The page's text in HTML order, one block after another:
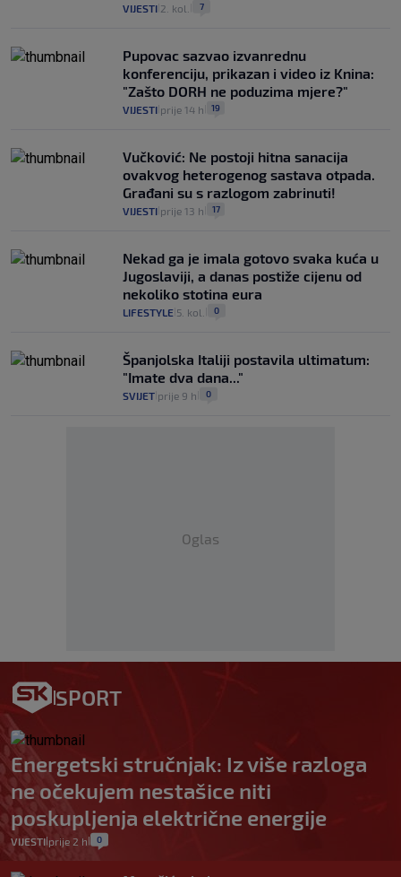
VIJESTI 2. kol. 7
Pupovac sazvao izvanrednu
konferenciju, prikazan i video iz Knina:
"Zašto DORH ne poduzima mjere?"
VIJESTI prije 14 h 19
Vučković: Ne postoji hitna sanacija
ovakvog heterogenog sastava otpada.
Građani su s razlogom zabrinuti!
VIJESTI prije 13 h 17
Nekad ga je imala gotovo svaka kuća u
Jugoslaviji, a danas postiže cijenu od
nekoliko stotina eura
LIFESTYLE 5. kol. 0
Španjolska Italiji postavila ultimatum:
"Imate dva dana..."
SVIJET prije 9 h 0
Oglas
SPORT
Energetski stručnjak: Iz više razloga
ne očekujem nestašice niti
poskupljenja električne energije
VIJESTI| prije 2 h 0